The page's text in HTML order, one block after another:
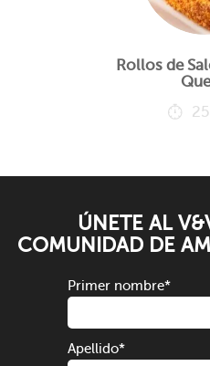
Rollos de
ÚNETE AL
COMUNIDAD DE
Primer nombre*
Apellido*